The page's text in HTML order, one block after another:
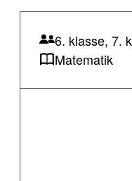
6. klasse, 7.
Matematik